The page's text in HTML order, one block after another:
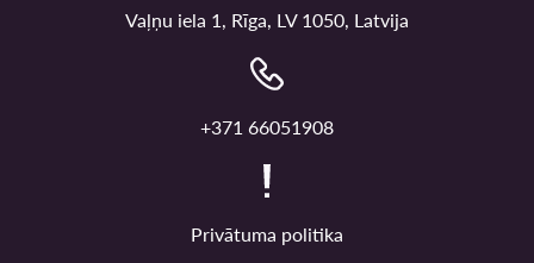
Vaļņu iela 1, Rīga, LV 1050, Latvija
+371 66051908
Privātuma politika